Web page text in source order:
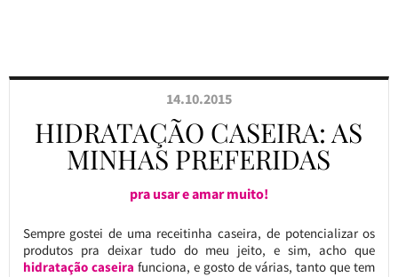
14.10.2015
HIDRATAÇÃO CASEIRA: AS
MINHAS PREFERIDAS
pra usar e amar muito!
Sempre gostei de uma receitinha caseira, de potencializar os
produtos pra deixar tudo do meu jeito, e sim, acho que
hidratação caseira funciona, e gosto de várias, tanto que tem